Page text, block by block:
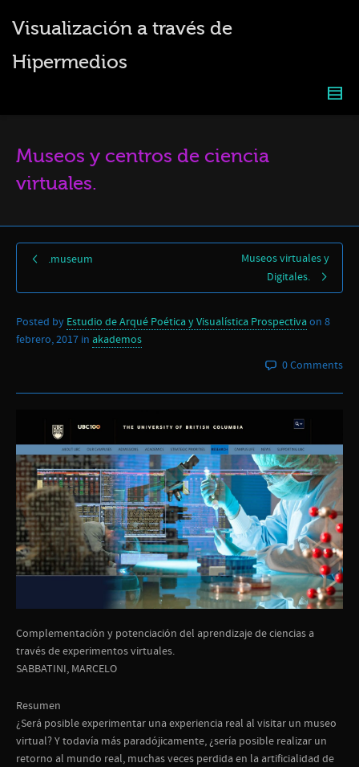
Visualización a través de
Hipermedios
Museos y centros de ciencia
virtuales.
.museum
Museos virtuales y
Digitales.
Posted by Estudio de Arqué Poética y Visualística Prospectivaon 8
febrero, 2017 in akademos
0 Comments
Complementación y potenciación del aprendizaje de ciencias a
través de experimentos virtuales.
SABBATINI, MARCELO
Resumen
¿Será posible experimentar una experiencia real al visitar un museo
virtual? Y todavía más paradójicamente, ¿sería posible realizar un
retorno al mundo real, muchas veces perdida en la artificialidad de